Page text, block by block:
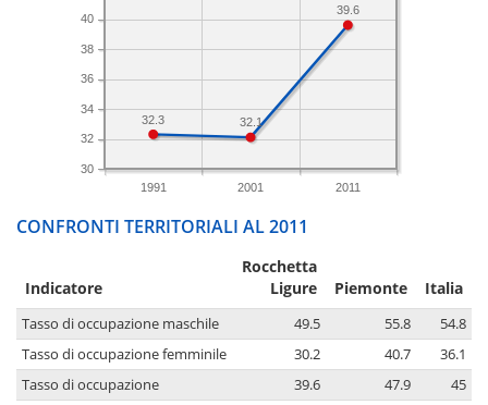
1991 2001 2011
30
32
34
36
38
40
39.6
32.1
32.3
CONFRONTI TERRITORIALI AL 2011
Indicatore
Rocchetta
Ligure
Piemonte Italia
Tasso di occupazione maschile 49.5 55.8
54.8
Tasso di occupazione femminile
30.2 40.7
36.1
Tasso di occupazione
39.6 47.9
45